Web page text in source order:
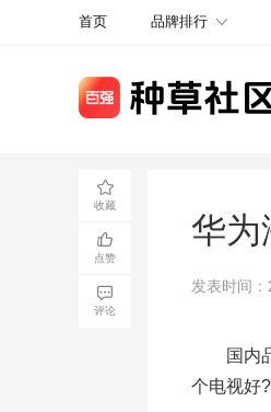
首页 品牌排行
收藏
点赞
评论
华为
发表时间
国内品
个电视好